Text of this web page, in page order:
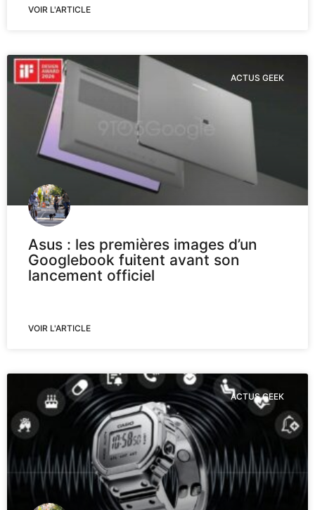
VOIR L'ARTICLE
ACTUS GEEK
Asus : les premières images d’un
Googlebook fuitent avant son
lancement officiel
VOIR L'ARTICLE
ACTUS GEEK